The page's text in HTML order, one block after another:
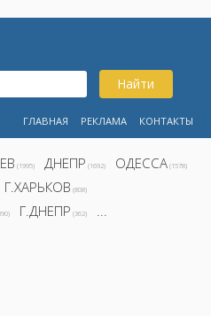
Найти
ГЛАВНАЯ РЕКЛАМА КОНТАКТЫ
(1995) ДНЕПР (1692) ОДЕССА (1578)
Г.ХАРЬКОВ (808)
Г.ДНЕПР (362) ...